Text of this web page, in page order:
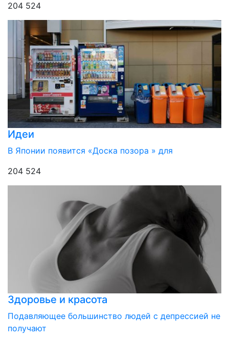
204 524
Идеи
В Японии появится «Доска позора » для
204 524
Здоровье и красота
Подавляющее большинство людей с депрессией не
получают